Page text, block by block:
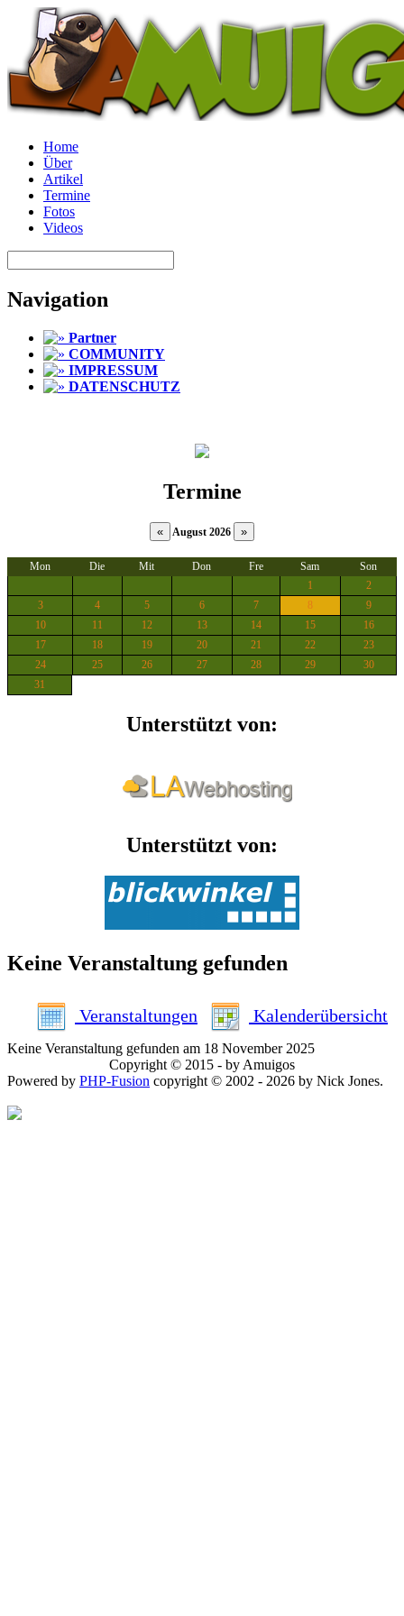
Home
Über
Artikel
Termine
Fotos
Videos
Navigation
Partner
COMMUNITY
IMPRESSUM
DATENSCHUTZ
Termine
August 2026
Mon Die Mit Don Fre Sam
Son
1
2
3
4 5 6 7 8
9
10
11 12 13 14 15
16
17
18 19 20 21 22
23
24
25 26 27 28 29
30
31
Unterstützt von:
Unterstützt von:
Keine Veranstaltung gefunden
Veranstaltungen Kalenderübersicht
Keine Veranstaltung gefunden am 18 November 2025
Copyright © 2015 - by Amuigos
Powered by PHP-Fusion copyright © 2002 - 2026 by Nick Jones.